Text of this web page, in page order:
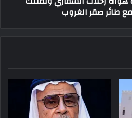
طائر صقر الغروب